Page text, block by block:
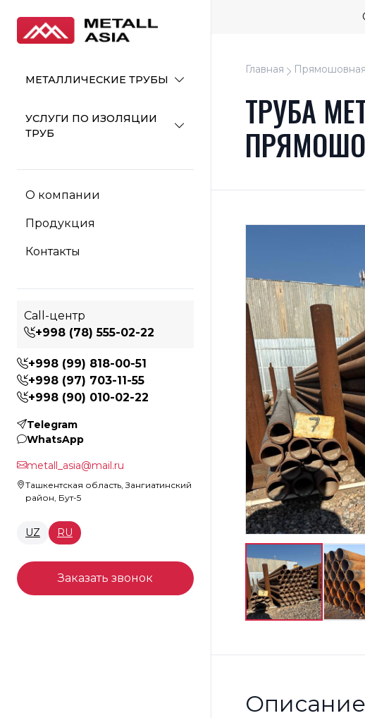
МЕТАЛЛИЧЕСКИЕ ТРУБЫ
УСЛУГИ ПО ИЗОЛЯЦИИ
ТРУБ
О компании
Продукция
Контакты
Call-центр
+998 (78) 555-02-22
+998 (99) 818-00-51
+998 (97) 703-11-55
+998 (90) 010-02-22
Telegram
WhatsApp
metall_asia@mail.ru
Ташкентская область, Зангиатинский
район, Бут-5
UZ RU
Заказать звонок
Главная Прямошовная
ТРУБА
Описание